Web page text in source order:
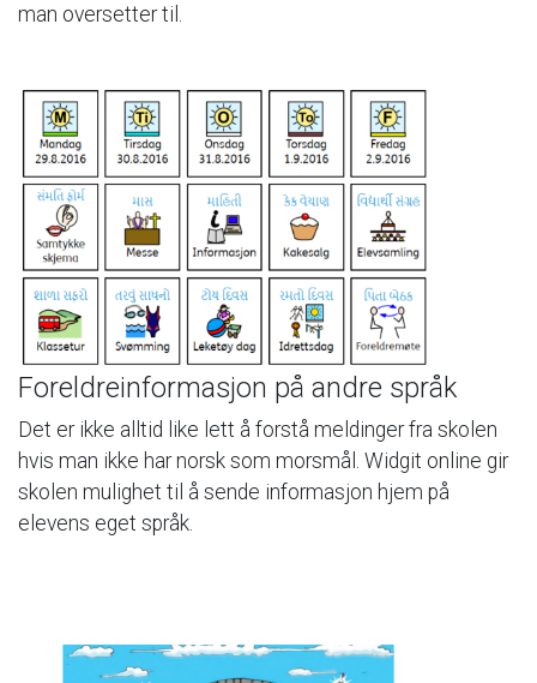
man oversetter til.
Foreldreinformasjon på andre språk
Det er ikke alltid like lett å forstå meldinger fra skolen
hvis man ikke har norsk som morsmål. Widgit online gir
skolen mulighet til å sende informasjon hjem på
elevens eget språk.